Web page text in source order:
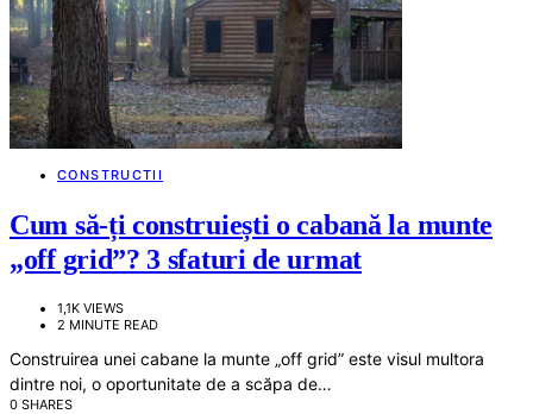
CONSTRUCTII
Cum să-ți construiești o cabană la munte
„off grid”? 3 sfaturi de urmat
1,1K VIEWS
2 MINUTE READ
Construirea unei cabane la munte „off grid” este visul multora
dintre noi, o oportunitate de a scăpa de…
0 SHARES